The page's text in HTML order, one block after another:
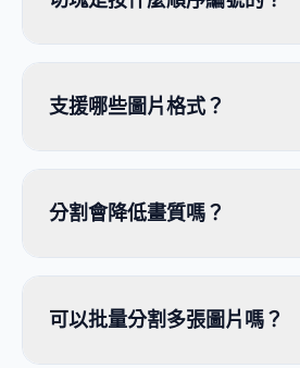
支援哪些圖片格式？
分割會降低畫質嗎？
可以批量分割多張圖片嗎？